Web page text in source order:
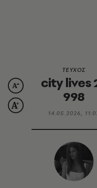
ΤΕΥΧΟΣ
city lives
998
14.05.2026,